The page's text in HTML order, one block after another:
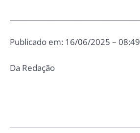
Publicado em: 16/06/2025 – 08:49
Da Redação